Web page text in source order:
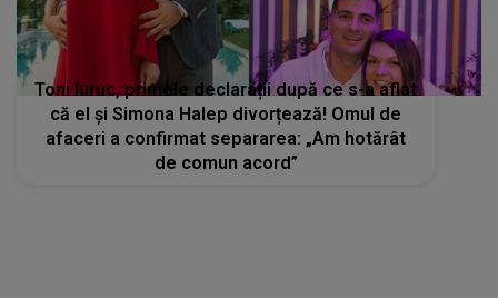
STIRI MONDENE